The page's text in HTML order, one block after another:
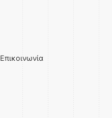
Επικοινωνία